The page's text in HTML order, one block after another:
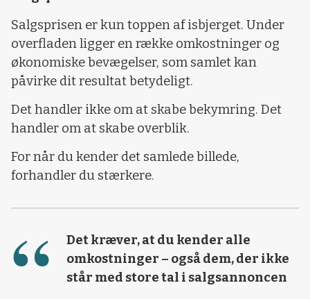
Salgsprisen er kun toppen af isbjerget. Under
overfladen ligger en række omkostninger og
økonomiske bevægelser, som samlet kan
påvirke dit resultat betydeligt.
Det handler ikke om at skabe bekymring. Det
handler om at skabe overblik.
For når du kender det samlede billede,
forhandler du stærkere.
Det kræver, at du kender alle
omkostninger – også dem, der ikke
står med store tal i salgsannoncen